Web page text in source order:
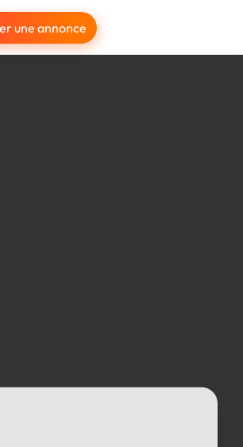
une annonce